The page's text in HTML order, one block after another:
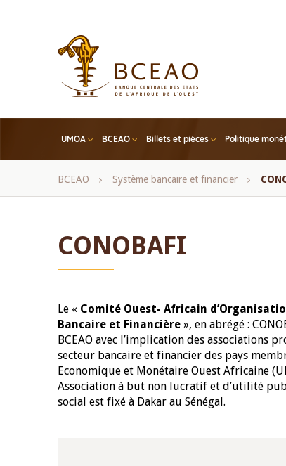
UMOA BCEAO Billets et pièces Politique
Fil
BCEAO Système bancaire et financier
CONOBAFI
Le « Comité Ouest- Africain
Bancaire et Financière », en abrégé :
BCEAO avec l’implication des associations
secteur bancaire et financier des pays
Economique et Monétaire Ouest Africaine
Association à but non lucratif et d’utilité
social est fixé à Dakar au Sénégal.